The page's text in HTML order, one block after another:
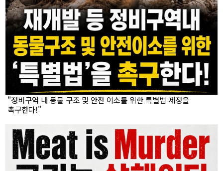
"정비구역 내 동물 구조 및 안전 이소를 위한 특별법 제정을
촉구한다!"